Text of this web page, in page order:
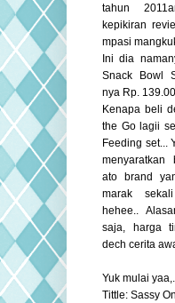
tahun
kepikiran
mpasi
Ini dia
Snack Bowl
nya Rp.
Kenapa beli
the Go lagii
Feeding set...
menyaratkan
ato brand
marak
hehee..
saja, harga
dech cerita
Yuk mulai
Tittle: Sassy